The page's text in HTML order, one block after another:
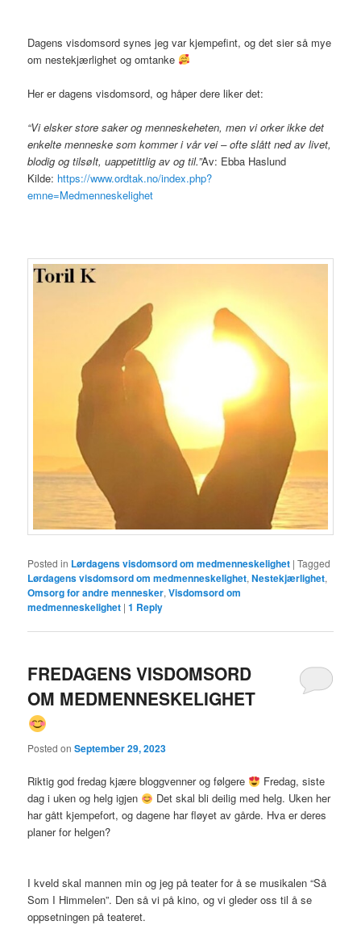
Dagens visdomsord synes jeg var kjempefint, og det sier så mye
om nestekjærlighet og omtanke
Her er dagens visdomsord, og håper dere liker det:
“Vi elsker store saker og menneskeheten, men vi orker ikke det
enkelte menneske som kommer i vår vei – ofte slått ned av livet,
blodig og tilsølt, uappetittlig av og til.”Av: Ebba Haslund
Kilde: https://www.ordtak.no/index.php?
emne=Medmenneskelighet
Posted in Lørdagens visdomsord om medmenneskelighet |Tagged
Lørdagens visdomsord om medmenneskelighet,Nestekjærlighet,
Omsorg for andre mennesker,Visdomsord om
medmenneskelighet |1 Reply
FREDAGENS VISDOMSORD
OM MEDMENNESKELIGHET
Posted onSeptember 29, 2023
Riktig god fredag kjære bloggvenner og følgere
Fredag, siste
dag i uken og helg igjen
Det skal bli deilig med helg. Uken her
har gått kjempefort, og dagene har fløyet av gårde. Hva er deres
planer for helgen?
I kveld skal mannen min og jeg på teater for å se musikalen “Så
Som I Himmelen”. Den så vi på kino, og vi gleder oss til å se
oppsetningen på teateret.